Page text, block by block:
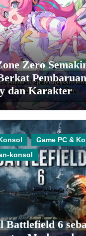
Zero
Pembaruan
dan Karakter
Game PC &
konsol
Battlefield 6